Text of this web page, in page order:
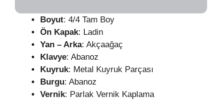
Boyut: 4/4 Tam Boy
Ön Kapak: Ladin
Yan – Arka: Akçaağaç
Klavye: Abanoz
Kuyruk: Metal Kuyruk Parçası
Burgu: Abanoz
Vernik: Parlak Vernik Kaplama